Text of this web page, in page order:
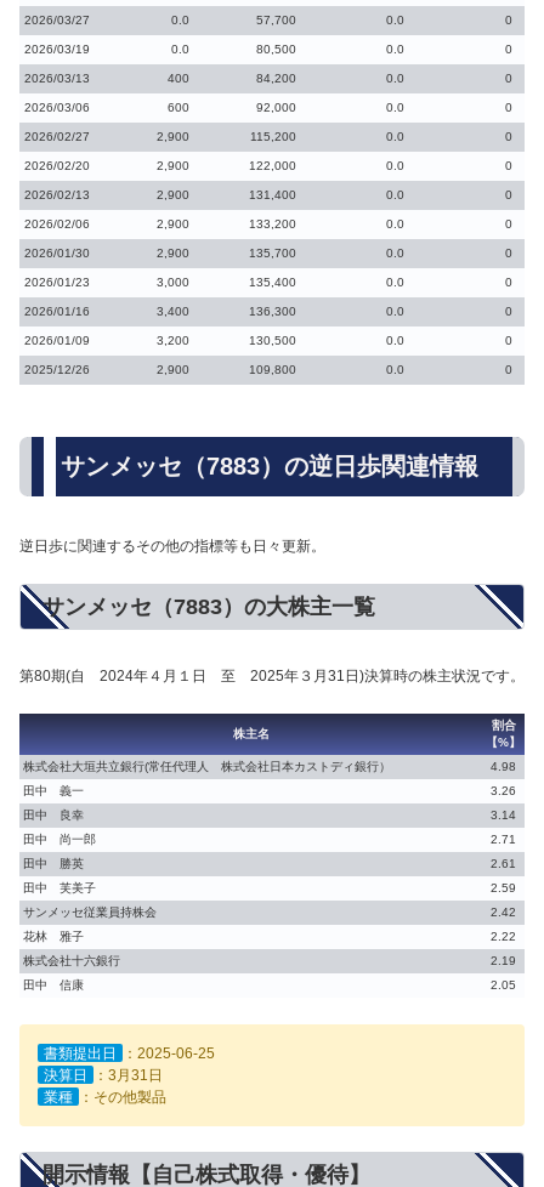
2026/03/27 0.0 57,700 0.0 0
2026/03/19 0.0 80,500 0.0 0
2026/03/13 400 84,200 0.0 0
2026/03/06 600 92,000 0.0 0
2026/02/27 2,900 115,200 0.0 0
2026/02/20 2,900 122,000 0.0 0
2026/02/13 2,900 131,400 0.0 0
2026/02/06 2,900 133,200 0.0 0
2026/01/30 2,900 135,700 0.0 0
2026/01/23 3,000 135,400 0.0 0
2026/01/16 3,400 136,300 0.0 0
2026/01/09 3,200 130,500 0.0 0
2025/12/26 2,900 109,800 0.0 0
サンメッセ（7883）の逆日歩関連情報
逆日歩に関連するその他の指標等も日々更新。
サンメッセ（7883）の大株主一覧
第80期(自 2024年４月１日 至 2025年３月31日)決算時の株主状況です。
株主名
割合
【%】
株式会社大垣共立銀行(常任代理人 株式会社日本カストディ銀行）
4.98
田中 義一
3.26
田中 良幸
3.14
田中 尚一郎
2.71
田中 勝英
2.61
田中 芙美子
2.59
サンメッセ従業員持株会
2.42
花林 雅子
2.22
株式会社十六銀行
2.19
田中 信康
2.05
書類提出日
：2025-06-25
決算日
：3月31日
業種
：その他製品
開示情報【自己株式取得・優待】